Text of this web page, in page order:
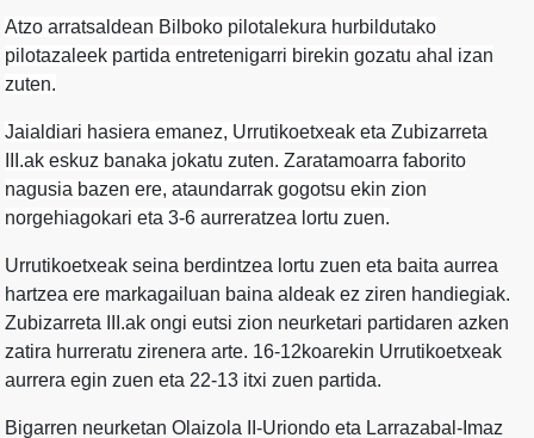
Atzo arratsaldean Bilboko pilotalekura hurbildutako
pilotazaleek partida entretenigarri birekin gozatu ahal izan
zuten.
Jaialdiari hasiera emanez, Urrutikoetxeak eta Zubizarreta
III.ak eskuz banaka jokatu zuten. Zaratamoarra faborito
nagusia bazen ere, ataundarrak gogotsu ekin zion
norgehiagokari eta 3-6 aurreratzea lortu zuen.
Urrutikoetxeak seina berdintzea lortu zuen eta baita aurrea
hartzea ere markagailuan baina aldeak ez ziren handiegiak.
Zubizarreta III.ak ongi eutsi zion neurketari partidaren azken
zatira hurreratu zirenera arte. 16-12koarekin Urrutikoetxeak
aurrera egin zuen eta 22-13 itxi zuen partida.
Bigarren neurketan Olaizola II-Uriondo eta Larrazabal-Imaz